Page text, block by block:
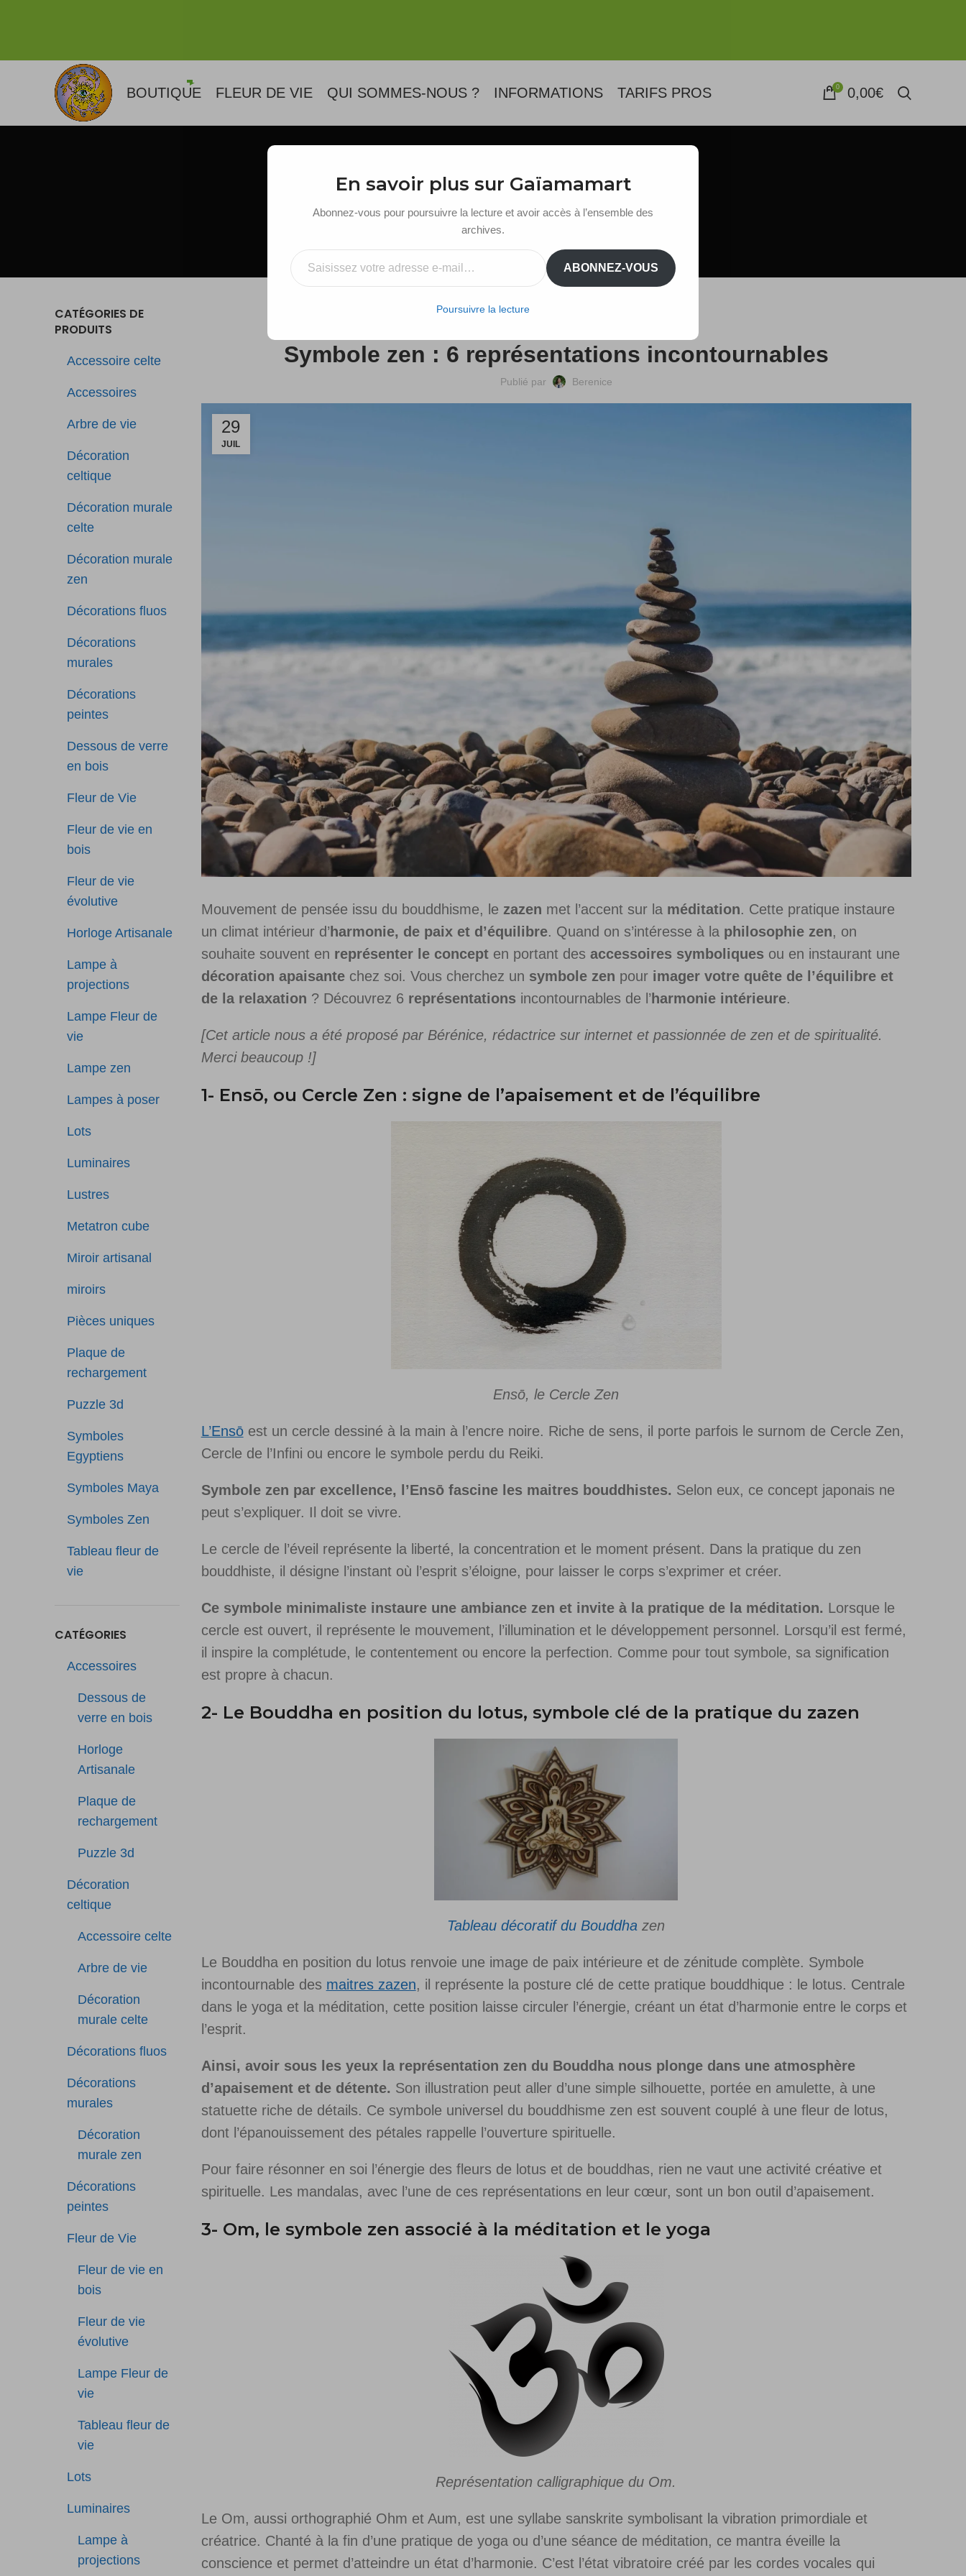
BOUTIQUE FLEUR DE VIE QUI SOMMES-NOUS ? INFORMATIONS TARIFS PROS 0 0,00€
Blog
SYMBOLES DU MONDE
Symbole zen : 6 représentations incontournables
Publié par Berenice
29
JUIL
Mouvement de pensée issu du bouddhisme, le zazen met l’accent sur la méditation. Cette pratique instaure
un climat intérieur d’ harmonie, de paix et d’équilibre. Quand on s’intéresse à la philosophie zen, on
souhaite souvent en représenter le concepten portant des accessoires symboliquesou en instaurant une
décoration apaisantechez soi. Vous cherchez un symbole zen pourimager votre quête de l’équilibre et
de la relaxation ? Découvrez 6 représentations incontournables de l’ harmonie intérieure.
[Cet article nous a été proposé par Bérénice, rédactrice sur internet et passionnée de zen et de spiritualité.
Merci beaucoup !]
1- Ensō, ou Cercle Zen : signe de l’apaisement et de l’équilibre
Ensō, le Cercle Zen
L’Ensōest un cercle dessiné à la main à l’encre noire. Riche de sens, il porte parfois le surnom de Cercle Zen,
Cercle de l’Infini ou encore le symbole perdu du Reiki.
Symbole zen par excellence, l’Ensō fascine les maitres bouddhistes. Selon eux, ce concept japonais ne
peut s’expliquer. Il doit se vivre.
Le cercle de l’éveil représente la liberté, la concentration et le moment présent. Dans la pratique du zen
bouddhiste, il désigne l’instant où l’esprit s’éloigne, pour laisser le corps s’exprimer et créer.
Ce symbole minimaliste instaure une ambiance zen et invite à la pratique de la méditation. Lorsque le
cercle est ouvert, il représente le mouvement, l’illumination et le développement personnel. Lorsqu’il est fermé,
il inspire la complétude, le contentement ou encore la perfection. Comme pour tout symbole, sa signification
est propre à chacun.
2- Le Bouddha en position du lotus, symbole clé de la pratique du zazen
Tableau décoratif du Bouddha zen
Le Bouddha en position du lotus renvoie une image de paix intérieure et de zénitude complète. Symbole
incontournable des maitres zazen, il représente la posture clé de cette pratique bouddhique : le lotus. Centrale
dans le yoga et la méditation, cette position laisse circuler l’énergie, créant un état d’harmonie entre le corps et
l’esprit.
Ainsi, avoir sous les yeux la représentation zen du Bouddha nous plonge dans une atmosphère
d’apaisement et de détente. Son illustration peut aller d’une simple silhouette, portée en amulette, à une
statuette riche de détails. Ce symbole universel du bouddhisme zen est souvent couplé à une fleur de lotus,
dont l’épanouissement des pétales rappelle l’ouverture spirituelle.
Pour faire résonner en soi l’énergie des fleurs de lotus et de bouddhas, rien ne vaut une activité créative et
spirituelle. Les mandalas, avec l’une de ces représentations en leur cœur, sont un bon outil d’apaisement.
3- Om, le symbole zen associé à la méditation et le yoga
Représentation calligraphique du Om.
Le Om, aussi orthographié Ohm et Aum, est une syllabe sanskrite symbolisant la vibration primordiale et
créatrice. Chanté à la fin d’une pratique de yoga ou d’une séance de méditation, ce mantra éveille la
conscience et permet d’atteindre un état d’harmonie. C’est l’état vibratoire créé par les cordes vocales qui
CATÉGORIES DE
PRODUITS
Accessoire celte
Accessoires
Arbre de vie
Décoration
celtique
Décoration murale
celte
Décoration murale
zen
Décorations fluos
Décorations
murales
Décorations
peintes
Dessous de verre
en bois
Fleur de Vie
Fleur de vie en
bois
Fleur de vie
évolutive
Horloge Artisanale
Lampe à
projections
Lampe Fleur de
vie
Lampe zen
Lampes à poser
Lots
Luminaires
Lustres
Metatron cube
Miroir artisanal
miroirs
Pièces uniques
Plaque de
rechargement
Puzzle 3d
Symboles
Egyptiens
Symboles Maya
Symboles Zen
Tableau fleur de
vie
CATÉGORIES
Accessoires
Dessous de
verre en bois
Horloge
Artisanale
Plaque de
rechargement
Puzzle 3d
Décoration
celtique
Accessoire celte
Arbre de vie
Décoration
murale celte
Décorations fluos
Décorations
murales
Décoration
murale zen
Décorations
peintes
Fleur de Vie
Fleur de vie en
bois
Fleur de vie
évolutive
Lampe Fleur de
vie
Tableau fleur de
vie
Lots
Luminaires
Lampe à
projections
En savoir plus sur Gaïamamart
Abonnez-vous pour poursuivre la lecture et avoir accès à l’ensemble des
archives.
Saisissez votre adresse e-mail…
ABONNEZ-VOUS
Poursuivre la lecture